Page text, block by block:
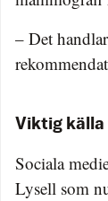
– Det
Viktig
Sociala
Lysell som